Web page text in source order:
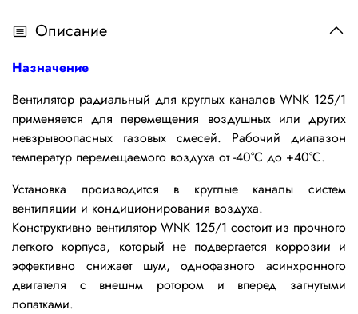
Описание
Назначение
Вентилятор радиальный для круглых каналов WNK 125/1
применяетсядля перемещения воздушных или других
невзрывоопасных газовых смесей. Рабочий диапазон
температур перемещаемого воздуха от -40°С до +40°С.
Установка производится в круглые каналы систем
вентиляции и кондиционирования воздуха.
Конструктивно вентилятор WNK 125/1 состоит из прочного
легкого корпуса, который не подвергается коррозии и
эффективно снижает шум, однофазного асинхронного
двигателя с внешнм ротором и вперед загнутыми
лопатками.